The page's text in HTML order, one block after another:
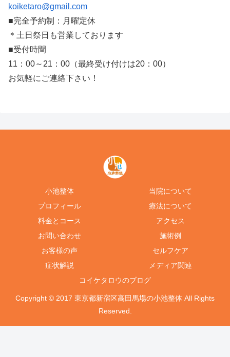
koiketaro@gmail.com
■完全予約制：月曜定休
＊土日祭日も営業しております
■受付時間
11：00～21：00（最終受け付けは20：00）
お気軽にご連絡下さい！
小池整体
当院について
プロフィール
療法について
料金とコース
アクセス
お問い合わせ
施術例
お客様の声
セルフケア
症状解説
メディア関連
コイケタロウのブログ
Copyright © 2017 東京都新宿区高田馬場の小池整体 All Rights
Reserved.